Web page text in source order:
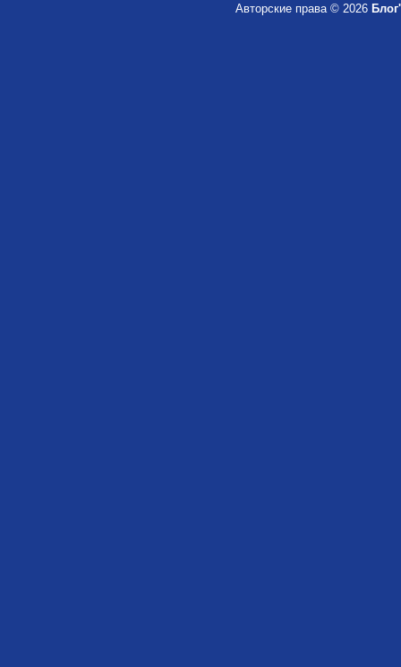
Авторские права © 2026